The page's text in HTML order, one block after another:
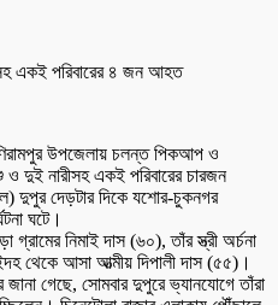
উপজেলায় চলন্ত পিকআপ ও
ও দুই নারীসহ একই পরিবারের চারজন
দুপুর দেড়টার দিকে যশোর-চুকনগর
ঘটে।
নিমাই দাস (৬০), তাঁর স্ত্রী অর্চনা
থেকে আসা আত্মীয় দিপালী দাস (৫৫)।
জানা গেছে, সোমবার দুপুরে ভ্যানযোগে তাঁরা